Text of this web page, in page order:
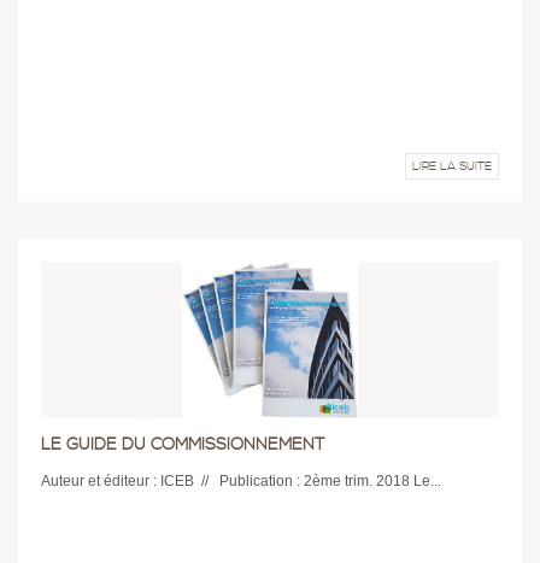
LIRE LA SUITE
LE GUIDE DU COMMISSIONNEMENT
Auteur et éditeur : ICEB // Publication : 2ème trim. 2018 Le...